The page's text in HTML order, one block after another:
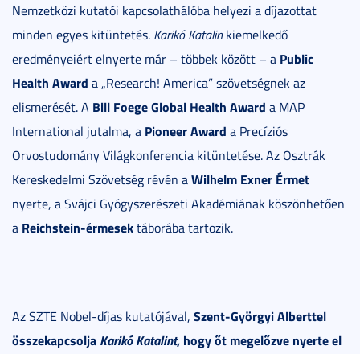
Nemzetközi kutatói kapcsolathálóba helyezi a díjazottat
minden egyes kitüntetés. Karikó Katalinkiemelkedő
eredményeiért elnyerte már – többek között – a Public
Health Award a „Research! America” szövetségnek az
elismerését. A Bill Foege Global Health Award a MAP
International jutalma, a Pioneer Award a Precíziós
Orvostudomány Világkonferencia kitüntetése. Az Osztrák
Kereskedelmi Szövetség révén aWilhelm Exner Érmet
nyerte, a Svájci Gyógyszerészeti Akadémiának köszönhetően
a Reichstein-érmesektáborába tartozik.
Az SZTE Nobel-díjas kutatójával, Szent-Györgyi Alberttel
összekapcsolja Karikó Katalint, hogy őt megelőzve nyerte el